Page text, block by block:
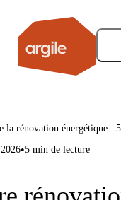
la rénovation énergétique :
•5 min de lecture